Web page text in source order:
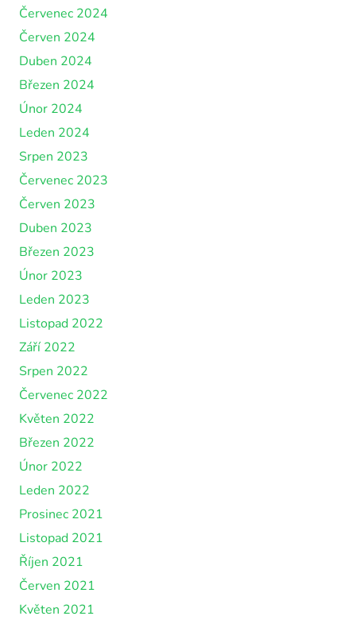
Červenec 2024
Červen 2024
Duben 2024
Březen 2024
Únor 2024
Leden 2024
Srpen 2023
Červenec 2023
Červen 2023
Duben 2023
Březen 2023
Únor 2023
Leden 2023
Listopad 2022
Září 2022
Srpen 2022
Červenec 2022
Květen 2022
Březen 2022
Únor 2022
Leden 2022
Prosinec 2021
Listopad 2021
Říjen 2021
Červen 2021
Květen 2021